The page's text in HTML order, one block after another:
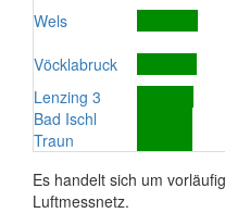
Wels
Vöcklabruck
Lenzing 3
Bad Ischl
Traun
Es handelt sich um
Luftmessnetz.